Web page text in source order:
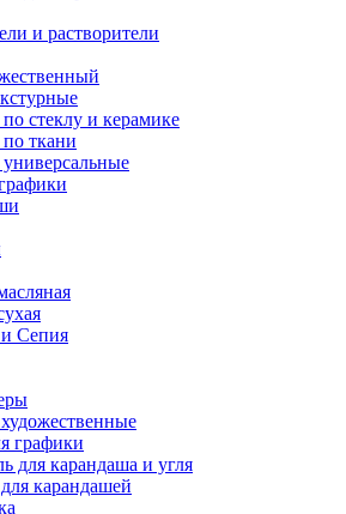
и растворители
стеклу и керамике
ткани
Сепия
графики
для карандаша и угля
карандашей